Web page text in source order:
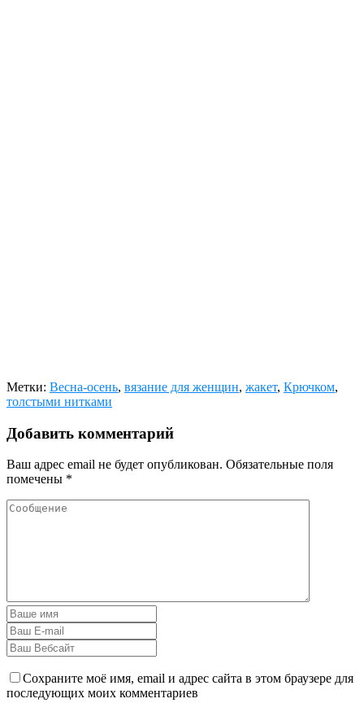
Метки: Весна-осень, вязание для женщин, жакет, Крючком,
толстыми нитками
Добавить комментарий
Ваш адрес email не будет опубликован. Обязательные поля
помечены *
Сохраните моё имя, email и адрес сайта в этом браузере для
последующих моих комментариев